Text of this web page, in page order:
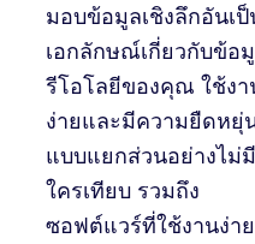
มอบข้อมูลเชิงลึกอันเ
เอกลักษณ์เกี่ยวกับข้อ
รีโอโลยีของคุณ ใช้งา
ง่ายและมีความยืดหยุ่
แบบแยกส่วนอย่างไม่มี
ใครเทียบ รวมถึง
ซอฟต์แวร์ที่ใช้งานง่าย